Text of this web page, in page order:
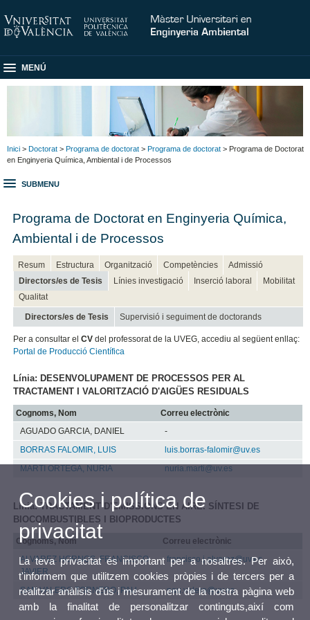
MENÚ
Inici > Doctorat > Programa de doctorat > Programa de doctorat > Programa de Doctorat
en Enginyeria Química, Ambiental i de Processos
SUBMENU
Programa de Doctorat en Enginyeria Química,
Ambiental i de Processos
Resum Estructura Organització Competències
Admissió
Directors/es de Tesis
Línies investigació Inserció laboral
Mobilitat
Qualitat
Directors/es de Tesis Supervisió i seguiment de doctorands
Per a consultar elCV del professorat de la UVEG, accediu al següent enllaç:
Portal de Producció Científica
Línia: DESENVOLUPAMENT DE PROCESSOS PER AL
TRACTAMENT I VALORITZACIÓ D'AIGÜES RESIDUALS
Cognoms, Nom
Correu electrònic
AGUADO GARCIA, DANIEL
-
BORRAS FALOMIR, LUIS
luis.borras-falomir@uv.es
MARTI ORTEGA, NURIA
nuria.marti@uv.es
Línia: TRACTAMENT D'EMISSIONS EN AIRE. SÍNTESI DE
BIOCOMBUSTIBLES I BIOPRODUCTES
Cognoms, Nom
Correu electrònic
ALVAREZ HORNOS, FRANCISCO
JAVIER
francisco.j.alvarez@uv.es
SAN VALERO TORNERO, PAU pau.valero@uv.es
Cookies i política de
privacitat
La teva privacitat és important per a nosaltres. Per això,
t'informem que utilitzem cookies pròpies i de tercers per a
realitzar anàlisis d'ús i mesurament de la nostra pàgina web
amb la finalitat de personalitzar continguts,així com